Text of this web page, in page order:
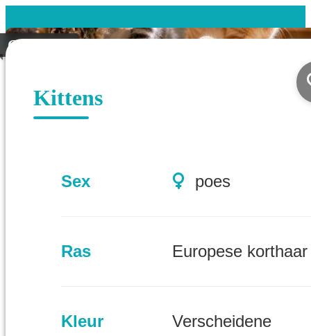
Gevonden
Kittens
Sex poes
Ras Europese korthaar
Kleur Verscheidene